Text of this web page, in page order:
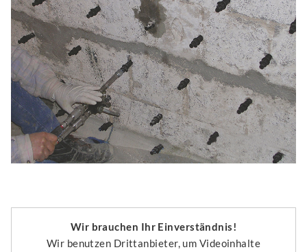
Wir brauchen Ihr Einverständnis!
Wir benutzen Drittanbieter, um Videoinhalte